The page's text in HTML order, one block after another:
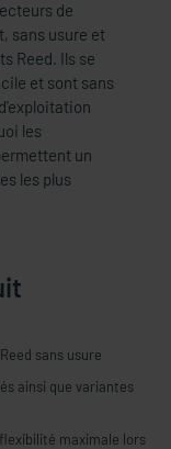
de
sans usure et
Reed. Ils se
et sont sans
les
un
les plus
sans usure
ainsi que variantes
maximale lors